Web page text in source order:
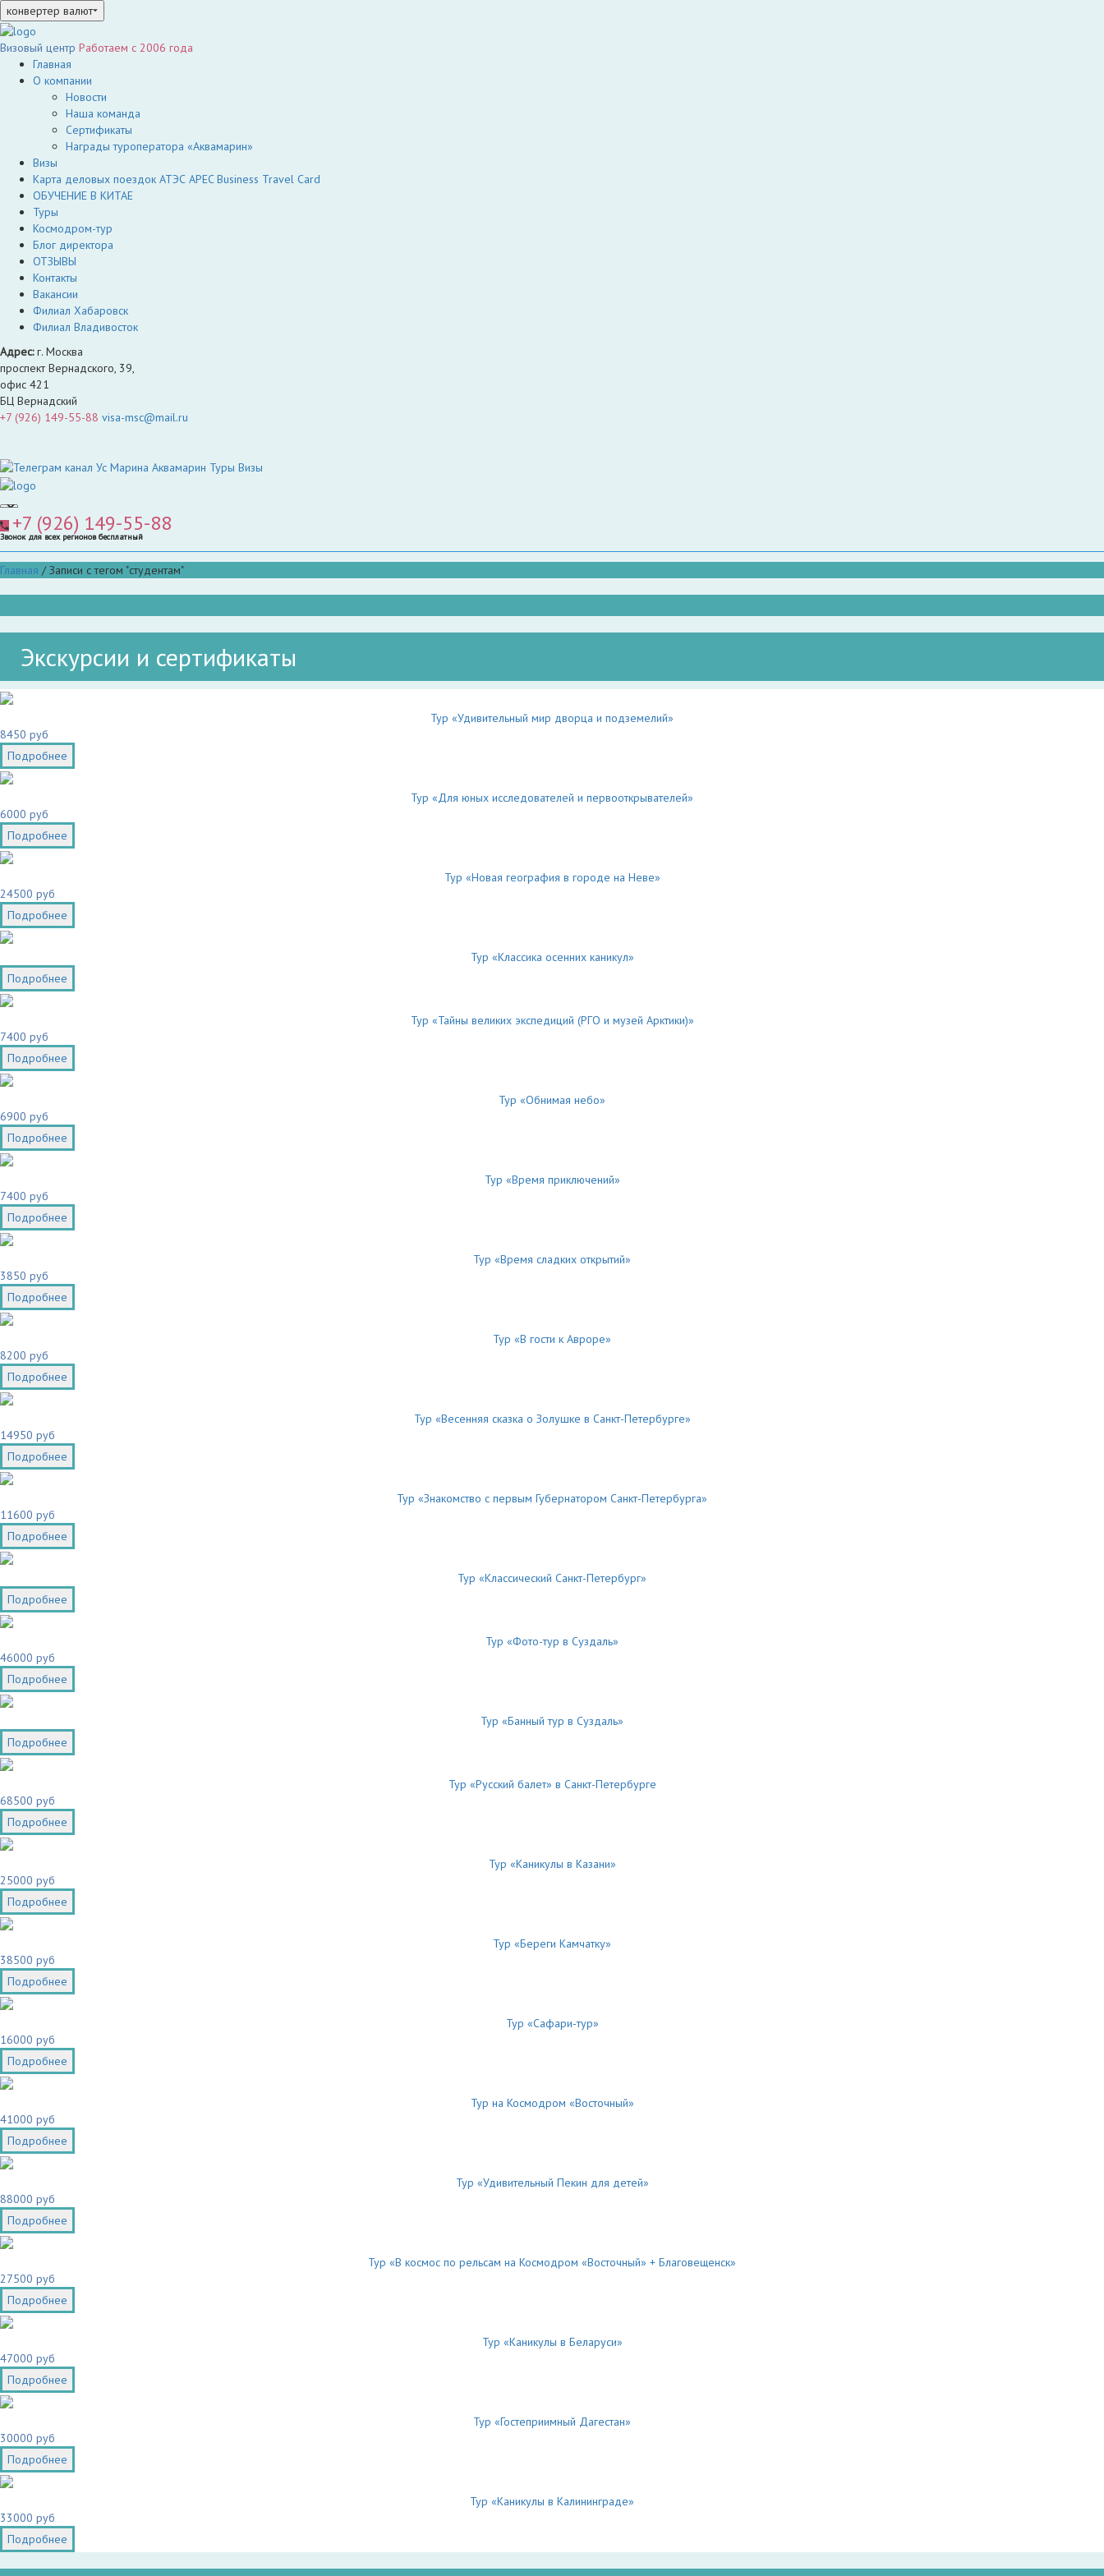
конвертер валют
Визовый центр Работаем c 2006 года
Главная
О компании
Новости
Наша команда
Сертификаты
Награды туроператора «Аквамарин»
Визы
Карта деловых поездок АТЭС APEC Business Travel Card
ОБУЧЕНИЕ В КИТАЕ
Туры
Космодром-тур
Блог директора
ОТЗЫВЫ
Контакты
Вакансии
Филиал Хабаровск
Филиал Владивосток
Адрес:г. Москва
проспект Вернадского, 39,
офис 421
БЦ Вернадский
+7 (926) 149-55-88 visa-msc@mail.ru
+7 (926) 149-55-88
Звонок для всех регионов бесплатный
Главная / Записи с тегом "студентам"
Экскурсии и сертификаты
Тур «Удивительный мир дворца и подземелий»
8450 руб
Подробнее
Тур «Для юных исследователей и первооткрывателей»
6000 руб
Подробнее
Тур «Новая география в городе на Неве»
24500 руб
Подробнее
Тур «Классика осенних каникул»
Подробнее
Тур «Тайны великих экспедиций (РГО и музей Арктики)»
7400 руб
Подробнее
Тур «Обнимая небо»
6900 руб
Подробнее
Тур «Время приключений»
7400 руб
Подробнее
Тур «Время сладких открытий»
3850 руб
Подробнее
Тур «В гости к Авроре»
8200 руб
Подробнее
Тур «Весенняя сказка о Золушке в Санкт-Петербурге»
14950 руб
Подробнее
Тур «Знакомство с первым Губернатором Санкт-Петербурга»
11600 руб
Подробнее
Тур «Классический Санкт-Петербург»
Подробнее
Тур «Фото-тур в Суздаль»
46000 руб
Подробнее
Тур «Банный тур в Суздаль»
Подробнее
Тур «Русский балет» в Санкт-Петербурге
68500 руб
Подробнее
Тур «Каникулы в Казани»
25000 руб
Подробнее
Тур «Береги Камчатку»
38500 руб
Подробнее
Тур «Сафари-тур»
16000 руб
Подробнее
Тур на Космодром «Восточный»
41000 руб
Подробнее
Тур «Удивительный Пекин для детей»
88000 руб
Подробнее
Тур «В космос по рельсам на Космодром «Восточный» + Благовещенск»
27500 руб
Подробнее
Тур «Каникулы в Беларуси»
47000 руб
Подробнее
Тур «Гостеприимный Дагестан»
30000 руб
Подробнее
Тур «Каникулы в Калининграде»
33000 руб
Подробнее